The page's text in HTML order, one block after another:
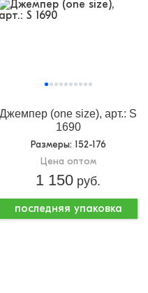
Джемпер (one size), арт.: S
1690
Размеры: 152-176
Цена оптом
1 150 руб.
последняя упаковка